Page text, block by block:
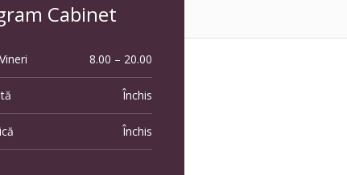
Cabinet
8.00 – 20.00
Închis
Închis